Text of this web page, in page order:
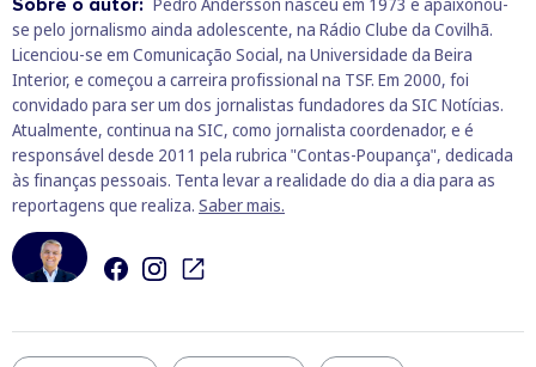
se pelo jornalismo ainda adolescente, na Rádio Clube da Covilhã.
Licenciou-se em Comunicação Social, na Universidade da Beira
Interior, e começou a carreira profissional na TSF. Em 2000, foi
convidado para ser um dos jornalistas fundadores da SIC Notícias.
Atualmente, continua na SIC, como jornalista coordenador, e é
responsável desde 2011 pela rubrica "Contas-Poupança", dedicada
às finanças pessoais. Tenta levar a realidade do dia a dia para as
reportagens que realiza. Saber mais.